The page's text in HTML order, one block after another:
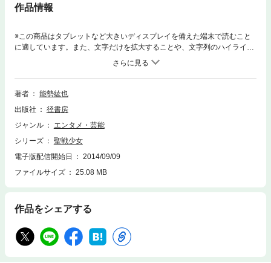
作品情報
※この商品はタブレットなど大きいディスプレイを備えた端末で読むこと
に適しています。また、文字だけを拡大することや、文字列のハイライ
ト、検索、辞書の参照、引用などの機能が使用できません。「私たちは、
尊い神の国を守るために戦います」。1945年1月、手紙を交わす16歳の少
女たちは、美しい死を夢見た……。
著者
能勢紘也
出版社
径書房
ジャンル
エンタメ・芸能
シリーズ
聖戦少女
電子版配信開始日
2014/09/09
ファイルサイズ
25.08 MB
作品をシェアする